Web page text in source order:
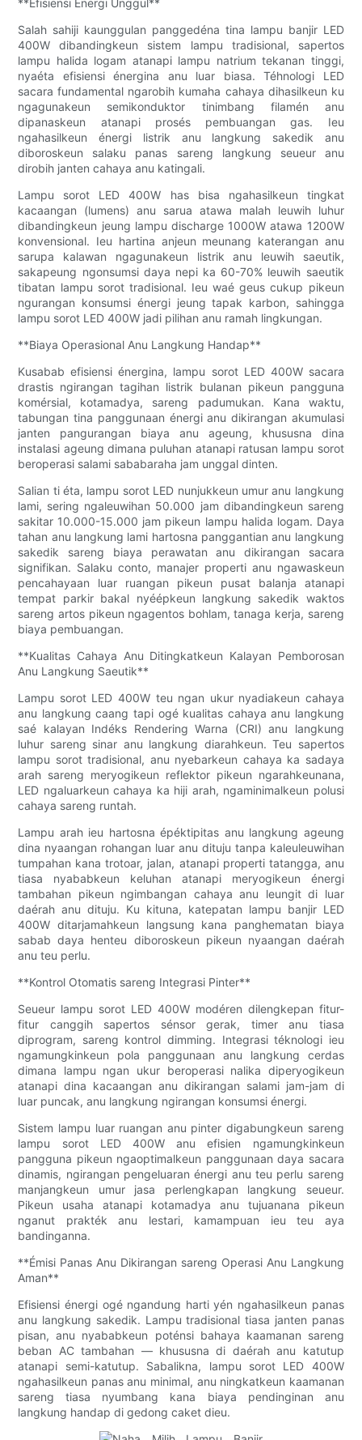
Salah sahiji kaunggulan panggedéna tina lampu banjir LED
400W dibandingkeun sistem lampu tradisional, sapertos
lampu halida logam atanapi lampu natrium tekanan tinggi,
nyaéta efisiensi énergina anu luar biasa. Téhnologi LED
sacara fundamental ngarobih kumaha cahaya dihasilkeun ku
ngagunakeun semikonduktor tinimbang filamén anu
dipanaskeun atanapi prosés pembuangan gas. Ieu
ngahasilkeun énergi listrik anu langkung sakedik anu
diboroskeun salaku panas sareng langkung seueur anu
dirobih janten cahaya anu katingali.
Lampu sorot LED 400W has bisa ngahasilkeun tingkat
kacaangan (lumens) anu sarua atawa malah leuwih luhur
dibandingkeun jeung lampu discharge 1000W atawa 1200W
konvensional. Ieu hartina anjeun meunang katerangan anu
sarupa kalawan ngagunakeun listrik anu leuwih saeutik,
sakapeung ngonsumsi daya nepi ka 60-70% leuwih saeutik
tibatan lampu sorot tradisional. Ieu waé geus cukup pikeun
ngurangan konsumsi énergi jeung tapak karbon, sahingga
lampu sorot LED 400W jadi pilihan anu ramah lingkungan.
**Biaya Operasional Anu Langkung Handap**
Kusabab efisiensi énergina, lampu sorot LED 400W sacara
drastis ngirangan tagihan listrik bulanan pikeun pangguna
komérsial, kotamadya, sareng padumukan. Kana waktu,
tabungan tina panggunaan énergi anu dikirangan akumulasi
janten pangurangan biaya anu ageung, khususna dina
instalasi ageung dimana puluhan atanapi ratusan lampu sorot
beroperasi salami sababaraha jam unggal dinten.
Salian ti éta, lampu sorot LED nunjukkeun umur anu langkung
lami, sering ngaleuwihan 50.000 jam dibandingkeun sareng
sakitar 10.000-15.000 jam pikeun lampu halida logam. Daya
tahan anu langkung lami hartosna panggantian anu langkung
sakedik sareng biaya perawatan anu dikirangan sacara
signifikan. Salaku conto, manajer properti anu ngawaskeun
pencahayaan luar ruangan pikeun pusat balanja atanapi
tempat parkir bakal nyéépkeun langkung sakedik waktos
sareng artos pikeun ngagentos bohlam, tanaga kerja, sareng
biaya pembuangan.
**Kualitas Cahaya Anu Ditingkatkeun Kalayan Pemborosan
Anu Langkung Saeutik**
Lampu sorot LED 400W teu ngan ukur nyadiakeun cahaya
anu langkung caang tapi ogé kualitas cahaya anu langkung
saé kalayan Indéks Rendering Warna (CRI) anu langkung
luhur sareng sinar anu langkung diarahkeun. Teu sapertos
lampu sorot tradisional, anu nyebarkeun cahaya ka sadaya
arah sareng meryogikeun reflektor pikeun ngarahkeunana,
LED ngaluarkeun cahaya ka hiji arah, ngaminimalkeun polusi
cahaya sareng runtah.
Lampu arah ieu hartosna épéktipitas anu langkung ageung
dina nyaangan rohangan luar anu dituju tanpa kaleuleuwihan
tumpahan kana trotoar, jalan, atanapi properti tatangga, anu
tiasa nyababkeun keluhan atanapi meryogikeun énergi
tambahan pikeun ngimbangan cahaya anu leungit di luar
daérah anu dituju. Ku kituna, katepatan lampu banjir LED
400W ditarjamahkeun langsung kana panghematan biaya
sabab daya henteu diboroskeun pikeun nyaangan daérah
anu teu perlu.
**Kontrol Otomatis sareng Integrasi Pinter**
Seueur lampu sorot LED 400W modéren dilengkepan fitur-
fitur canggih sapertos sénsor gerak, timer anu tiasa
diprogram, sareng kontrol dimming. Integrasi téknologi ieu
ngamungkinkeun pola panggunaan anu langkung cerdas
dimana lampu ngan ukur beroperasi nalika diperyogikeun
atanapi dina kacaangan anu dikirangan salami jam-jam di
luar puncak, anu langkung ngirangan konsumsi énergi.
Sistem lampu luar ruangan anu pinter digabungkeun sareng
lampu sorot LED 400W anu efisien ngamungkinkeun
pangguna pikeun ngaoptimalkeun panggunaan daya sacara
dinamis, ngirangan pengeluaran énergi anu teu perlu sareng
manjangkeun umur jasa perlengkapan langkung seueur.
Pikeun usaha atanapi kotamadya anu tujuanana pikeun
nganut prakték anu lestari, kamampuan ieu teu aya
bandinganna.
**Émisi Panas Anu Dikirangan sareng Operasi Anu Langkung
Aman**
Efisiensi énergi ogé ngandung harti yén ngahasilkeun panas
anu langkung sakedik. Lampu tradisional tiasa janten panas
pisan, anu nyababkeun poténsi bahaya kaamanan sareng
beban AC tambahan — khususna di daérah anu katutup
atanapi semi-katutup. Sabalikna, lampu sorot LED 400W
ngahasilkeun panas anu minimal, anu ningkatkeun kaamanan
sareng tiasa nyumbang kana biaya pendinginan anu
langkung handap di gedong caket dieu.